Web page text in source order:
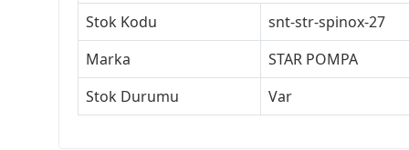
Stok Kodu
snt-str-spinox-27
Marka
STAR POMPA
Stok Durumu
Var